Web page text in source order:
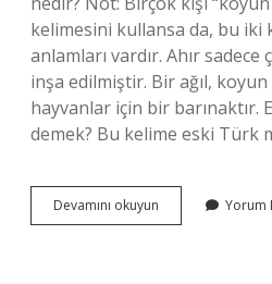
kelimesini kullansa da, bu iki
anlamları vardır. Ahır
inşa edilmiştir. Bir ağıl,
hayvanlar için bir barınaktır.
demek? Bu kelime eski Türk
Devamını okuyun
Ağıl
Yorum